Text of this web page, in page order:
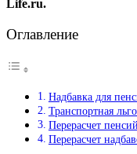
Life.ru.
Оглавление
Надбавка для
Транспортная
Перерасчет
Перерасчет